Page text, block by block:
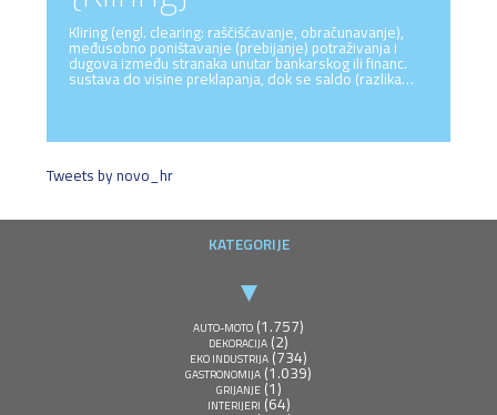
Kliring (engl. clearing: raščišćavanje, obračunavanje),
međusobno poništavanje (prebijanje) potraživanja i
dugova između stranaka unutar bankarskog ili financ.
sustava do visine preklapanja, dok se saldo (razlika…
Tweets by novo_hr
KATEGORIJE
AUTO-MOTO (1.757)
DEKORACIJA (2)
EKO INDUSTRIJA (734)
GASTRONOMIJA (1.039)
GRIJANJE(1)
INTERIJERI (64)